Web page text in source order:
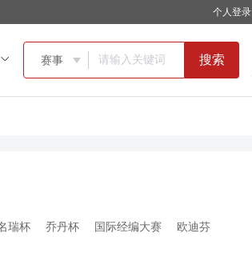
个人登录
 赛事  搜索
瑞杯 乔丹杯 国际经编大赛 欧迪芬